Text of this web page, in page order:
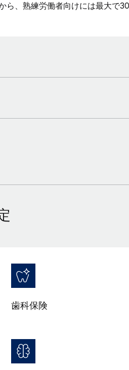
ら、熟練労働者向けには最大で
歯科保険